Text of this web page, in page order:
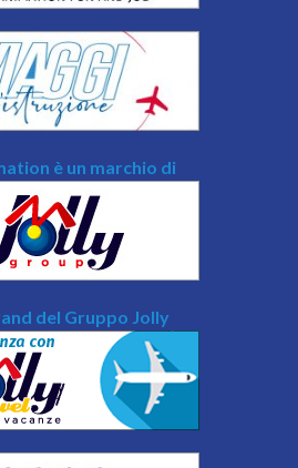
è un marchio di
del Gruppo Jolly